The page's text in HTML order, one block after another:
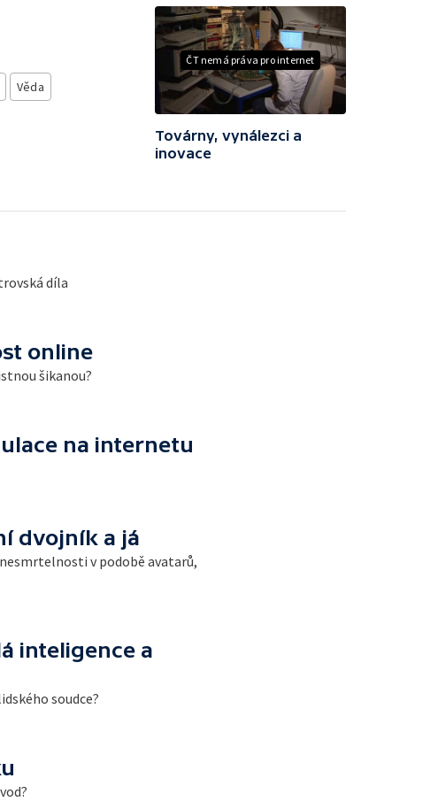
Věda
ČT nemá práva pro internet
Továrny, vynálezci a
inovace
díla
online
šikanou?
na internetu
dvojník a já
v podobě avatarů,
inteligence a
soudce?